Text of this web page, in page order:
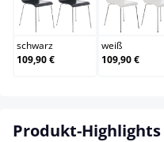
schwarz
schwarz
109,90 €
weiß
weiß
109,90 €
Produkt-Highlights